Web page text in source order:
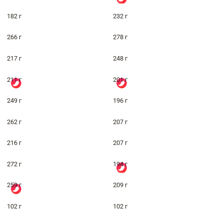
182 г 232 г
266 г 278 г
217 г 248 г
211 г 201 г
249 г 196 г
262 г 207 г
216 г 207 г
272 г 194 г
259 г 209 г
102 г 102 г